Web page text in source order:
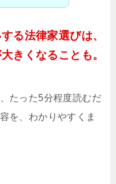
る法律家選びは、
きくなることも。
たった5分程度読むだ
を、わかりやすくま